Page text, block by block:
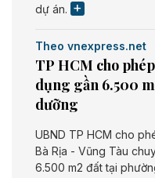
dự án.
Theo vnexpress.net
TP HCM cho
dụng gần 6.500
dưỡng
UBND TP HCM cho
Bà Rịa - Vũng Tàu
6.500 m2 đất tại